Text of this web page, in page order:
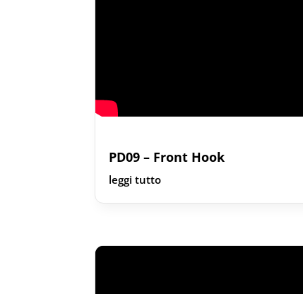
PD09 – Front Hook
leggi tutto